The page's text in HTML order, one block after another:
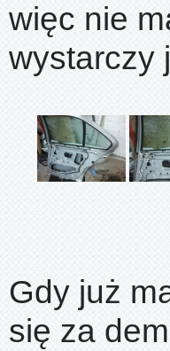
więc nie
wystarczy
Gdy już
się za